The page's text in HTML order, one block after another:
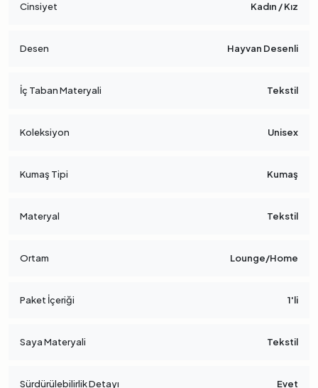
Cinsiyet Kadın / Kız
Desen Hayvan Desenli
İç Taban Materyali Tekstil
Koleksiyon Unisex
Kumaş Tipi Kumaş
Materyal Tekstil
Ortam Lounge/Home
Paket İçeriği 1'li
Saya Materyali Tekstil
Sürdürülebilirlik Detayı Evet